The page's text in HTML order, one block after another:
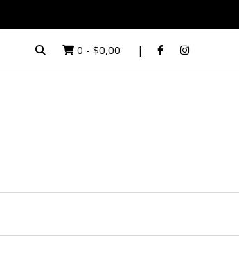
0 - $0,00